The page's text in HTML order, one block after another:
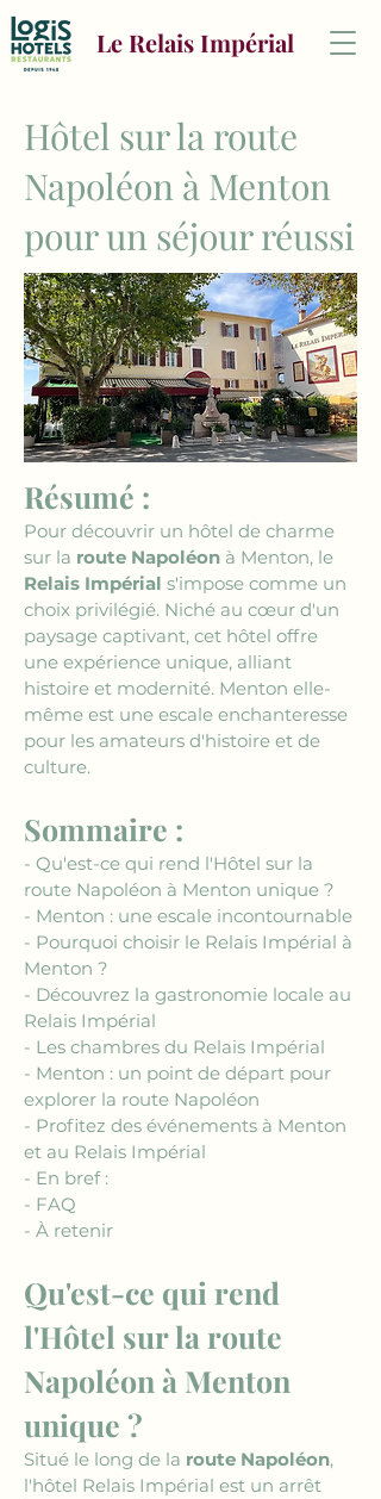
Le Relais Impérial
Hôtel sur la route
Napoléon à Menton
pour un séjour réussi
Résumé :
Pour découvrir un hôtel de charme
sur la route Napoléon à Menton, le
Relais Impérial s'impose comme un
choix privilégié. Niché au cœur d'un
paysage captivant, cet hôtel offre
une expérience unique, alliant
histoire et modernité. Menton elle-
même est une escale enchanteresse
pour les amateurs d'histoire et de
culture.
Sommaire :
- Qu'est-ce qui rend l'Hôtel sur la
route Napoléon à Menton unique ?
- Menton : une escale incontournable
- Pourquoi choisir le Relais Impérial à
Menton ?
- Découvrez la gastronomie locale au
Relais Impérial
- Les chambres du Relais Impérial
- Menton : un point de départ pour
explorer la route Napoléon
- Profitez des événements à Menton
et au Relais Impérial
- En bref :
- FAQ
- À retenir
Qu'est-ce qui rend
l'Hôtel sur la route
Napoléon à Menton
unique ?
Situé le long de la route Napoléon,
l'hôtel Relais Impérial est un arrêt